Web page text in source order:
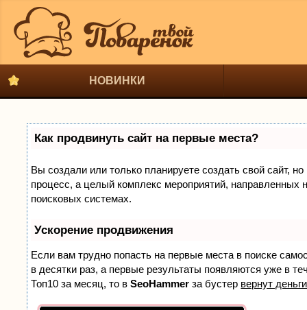
НОВИНКИ
Как продвинуть сайт на первые места?
Вы создали или только планируете создать свой сайт,
процесс, а целый комплекс мероприятий, направленных
поисковых системах.
Ускорение продвижения
Если вам трудно попасть на первые места в поиске
в десятки раз, а первые результаты появляются уже в
Топ10 за месяц, то вSeoHammer за бустер вернут